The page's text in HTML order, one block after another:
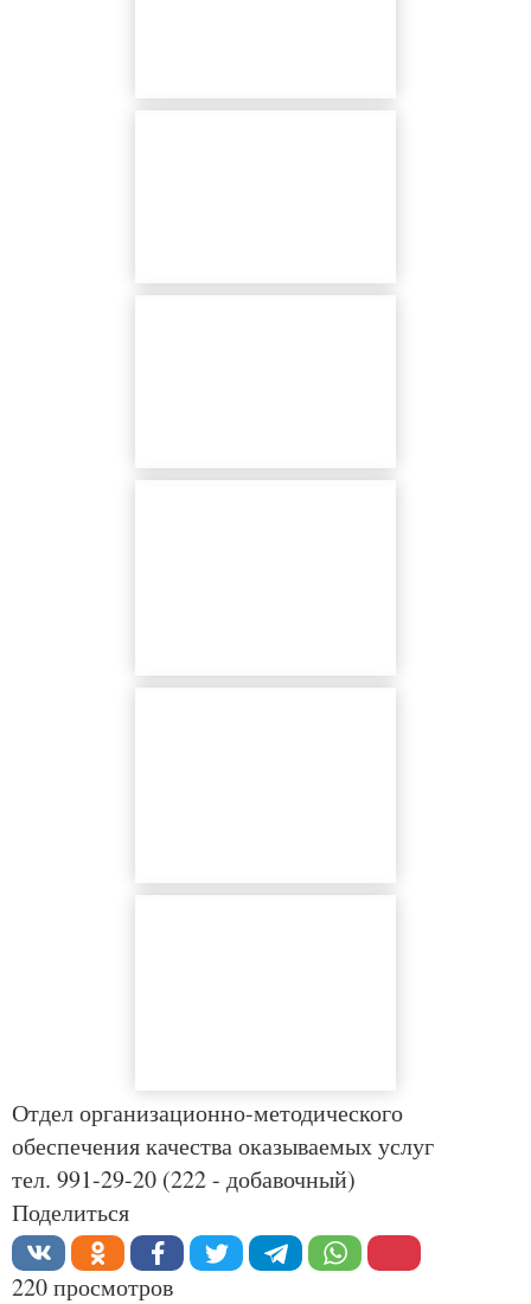
Отдел организационно-методического
обеспечения качества оказываемых услуг
тел. 991-29-20 (222 - добавочный)
Поделиться
220 просмотров